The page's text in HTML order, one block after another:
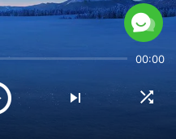
σου μόχθου;
φροντίδα
00:00